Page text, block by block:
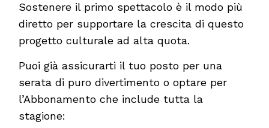
Sostenere il primo spettacolo è il modo più
diretto per supportare la crescita di questo
progetto culturale ad alta quota.
Puoi già assicurarti il tuo posto per una
serata di puro divertimento o optare per
l’Abbonamento che include tutta la
stagione: